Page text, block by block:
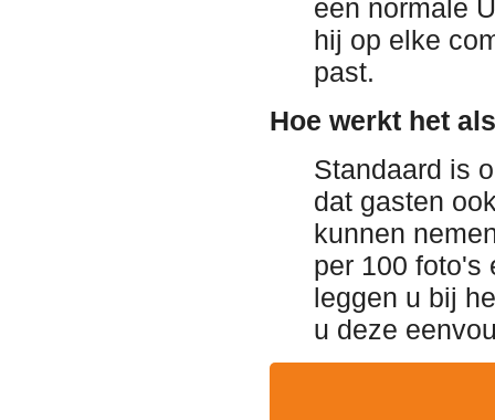
een normale
hij op elke
past.
Hoe werkt het
Standaard is
dat gasten
kunnen
per 100 foto's
leggen u bij
u deze